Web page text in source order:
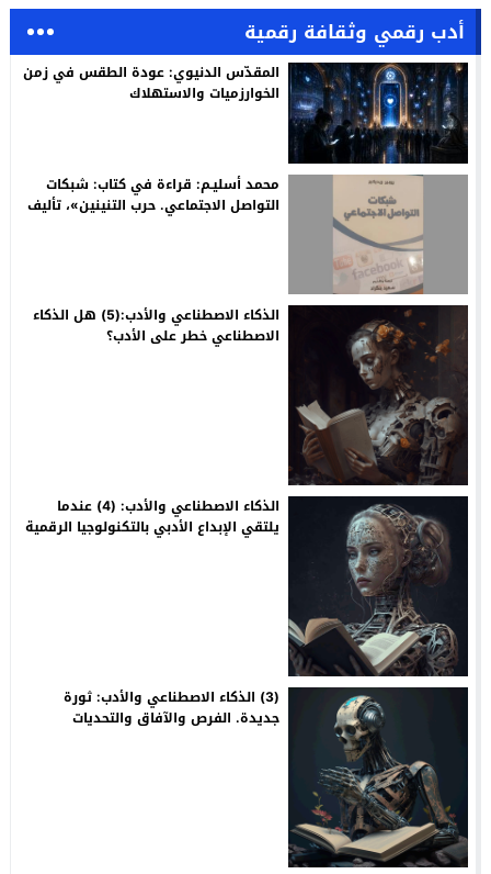
أدب رقمي وثقافة رقمية
المقدّس الدنيوي: عودة الطقس في زمن
الخوارزميات والاستهلاك
محمد أسليـم: قراءة في كتاب: شبكات
التواصل الاجتماعي. حرب التنينين»، تأليف
الذكاء الاصطناعي والأدب:(5) هل الذكاء
الاصطناعي خطر على الأدب؟
الذكاء الاصطناعي والأدب: (4) عندما
يلتقي الإبداع الأدبي بالتكنولوجيا الرقمية
(3) الذكاء الاصطناعي والأدب: ثورة
جديدة. الفرص والآفاق والتحديات